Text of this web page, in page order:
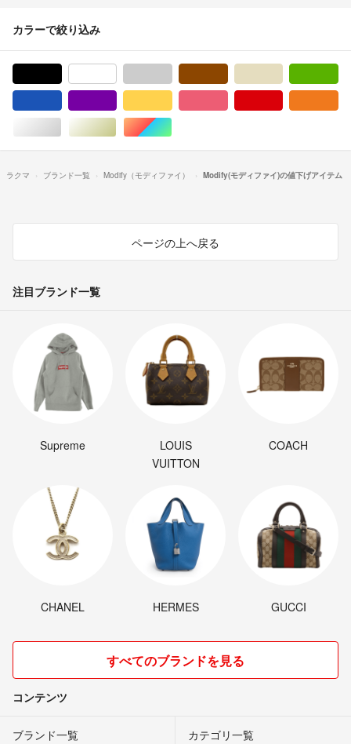
カラーで絞り込み
シルバー/銀色系ゴールド/金色系マルチカラー
ラクマ ブランド一覧 Modify（モディファイ） Modify(モディファイ)の値下げアイテム
ページの上へ戻る
注目ブランド一覧
Supreme
LOUIS
VUITTON
COACH
CHANEL HERMES GUCCI
すべてのブランドを見る
コンテンツ
ブランド一覧 カテゴリ一覧